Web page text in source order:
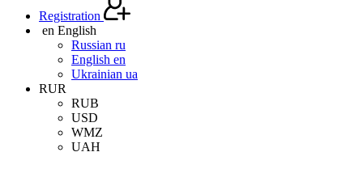
Registration
en English
Russian ru
English en
Ukrainian ua
RUR
RUB
USD
WMZ
UAH